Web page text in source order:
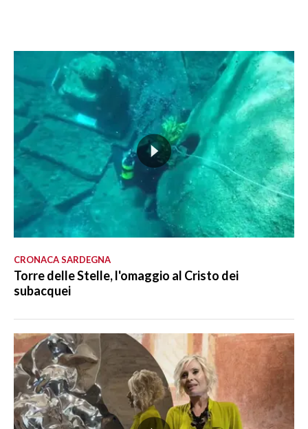
CRONACA SARDEGNA
Torre delle Stelle, l'omaggio al Cristo dei
subacquei